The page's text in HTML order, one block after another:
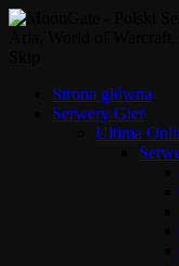
Strona główna
Serwery Gier
Ultima